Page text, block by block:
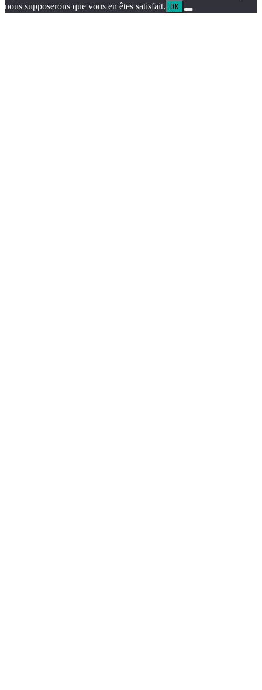
nous supposerons que vous en êtes satisfait. OK